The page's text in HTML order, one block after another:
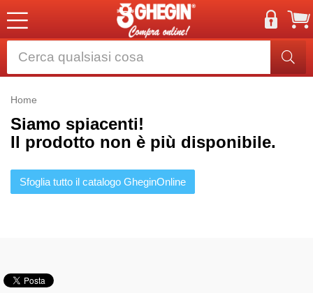
Home
Siamo spiacenti!
Il prodotto non è più disponibile.
Sfoglia tutto il catalogo GheginOnline